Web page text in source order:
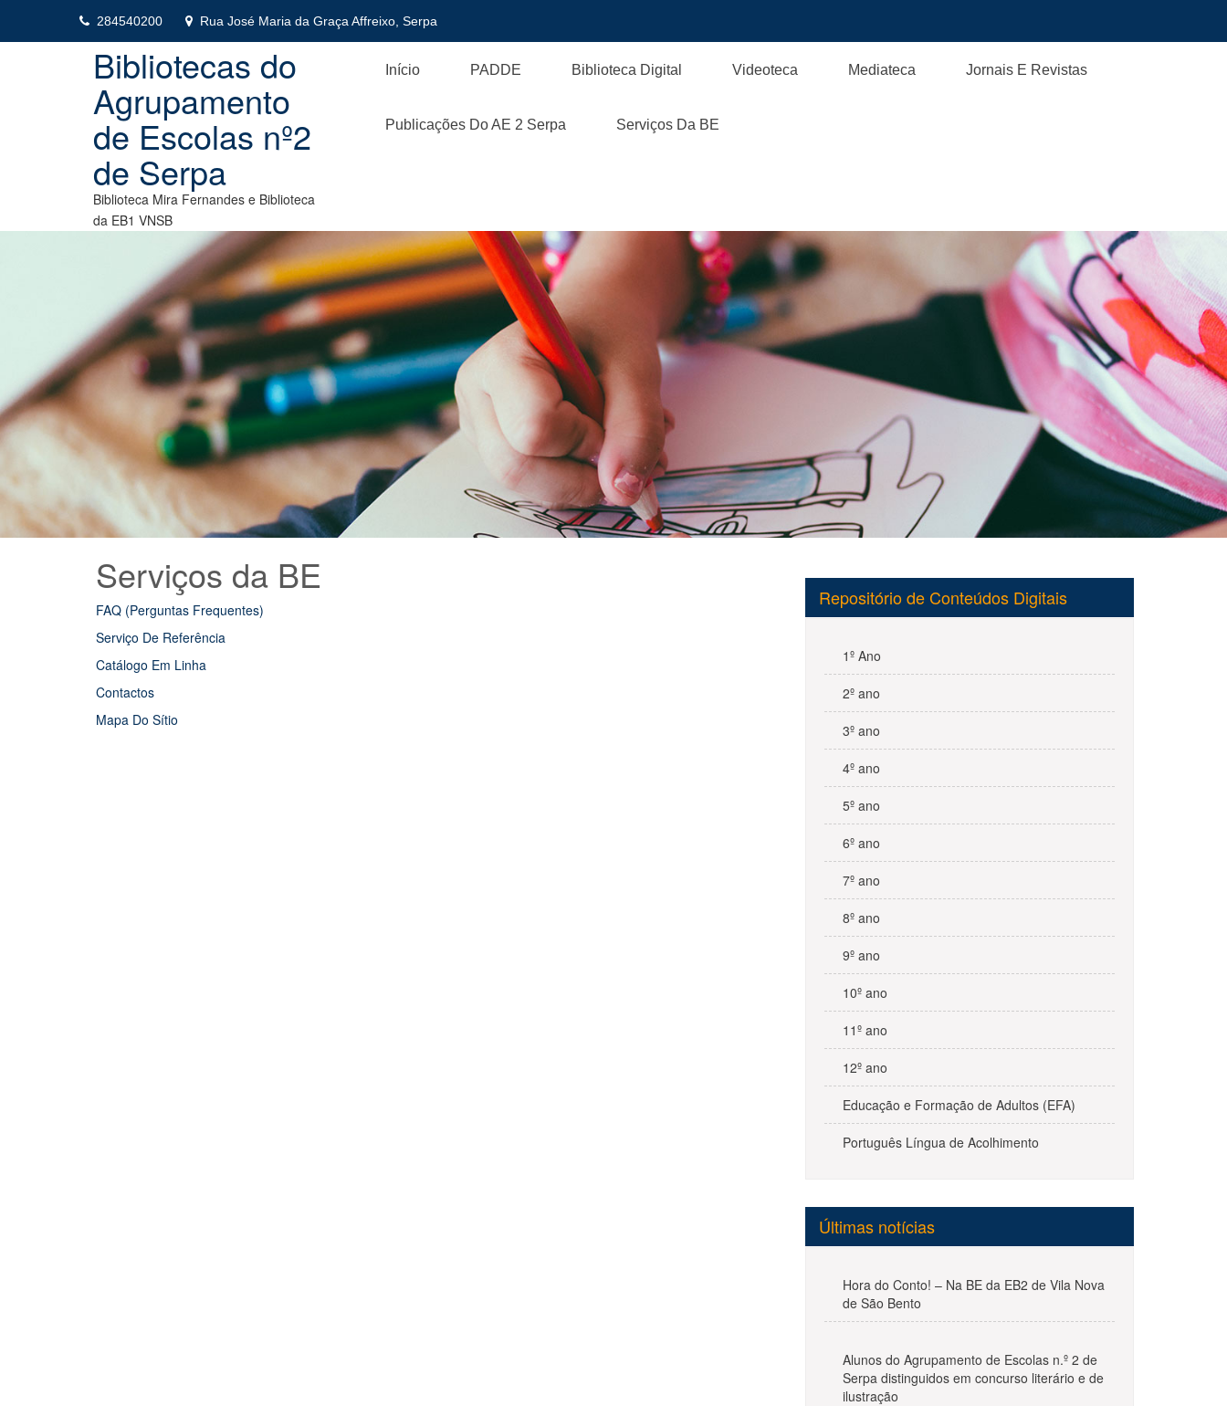
content
284540200 Rua José Maria da Graça Affreixo, Serpa
Bibliotecas do
Agrupamento
de Escolas nº2
de Serpa
Biblioteca Mira Fernandes e Biblioteca
da EB1 VNSB
Início PADDE Biblioteca Digital Videoteca Mediateca Jornais E Revistas
Publicações Do AE 2 Serpa Serviços Da BE
Serviços da BE
FAQ (Perguntas Frequentes)
Serviço De Referência
Catálogo Em Linha
Contactos
Mapa Do Sítio
Repositório de Conteúdos Digitais
1º Ano
2º ano
3º ano
4º ano
5º ano
6º ano
7º ano
8º ano
9º ano
10º ano
11º ano
12º ano
Educação e Formação de Adultos (EFA)
Português Língua de Acolhimento
Últimas notícias
Hora do Conto! – Na BE da EB2 de Vila Nova
de São Bento
Alunos do Agrupamento de Escolas n.º 2 de
Serpa distinguidos em concurso literário e de
ilustração